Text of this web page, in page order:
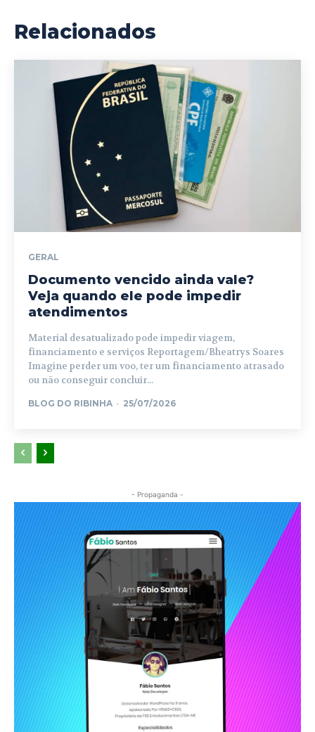
Relacionados
GERAL
Documento vencido ainda vale?
Veja quando ele pode impedir
atendimentos
Material desatualizado pode impedir viagem,
financiamento e serviços Reportagem/Bheatrys Soares
Imagine perder um voo, ter um financiamento atrasado
ou não conseguir concluir...
BLOG DO RIBINHA - 25/07/2026
- Propaganda -